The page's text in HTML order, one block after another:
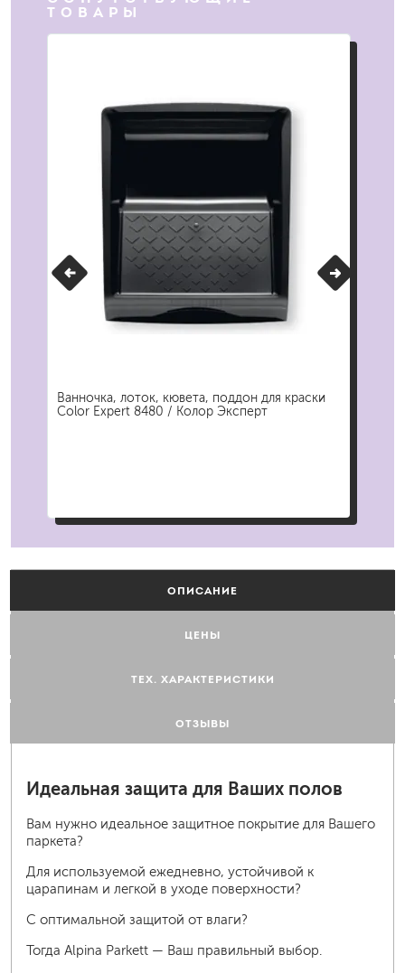
ТОВАРЫ
Ванночка, лоток, кювета, поддон для краски
Color Expert 8480 / Колор Эксперт
ОПИСАНИЕ
ЦЕНЫ
ТЕХ. ХАРАКТЕРИСТИКИ
ОТЗЫВЫ
Идеальная защита для Ваших полов
Вам нужно идеальное защитное покрытие для Вашего
паркета?
Для используемой ежедневно, устойчивой к
царапинам и легкой в уходе поверхности?
С оптимальной защитой от влаги?
Тогда Alpina Parkett — Ваш правильный выбор.